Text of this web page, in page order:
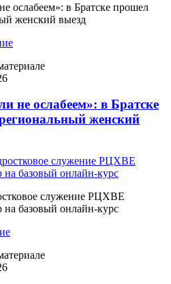
ослабеем»: в Братске прошел
женский выезд
не ослабеем»: в Братске
женский
служение РЦХВЕ
на базовый онлайн-курс